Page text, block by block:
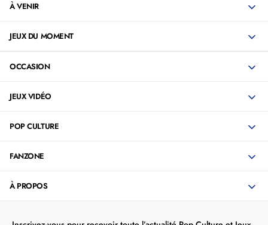
À VENIR
JEUX DU MOMENT
OCCASION
JEUX VIDÉO
POP CULTURE
FANZONE
À PROPOS